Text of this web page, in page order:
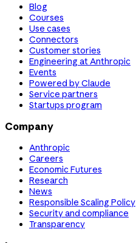
Blog
Courses
Use cases
Connectors
Customer stories
Engineering at Anthropic
Events
Powered by Claude
Service partners
Startups program
Company
Anthropic
Careers
Economic Futures
Research
News
Responsible Scaling Policy
Security and compliance
Transparency